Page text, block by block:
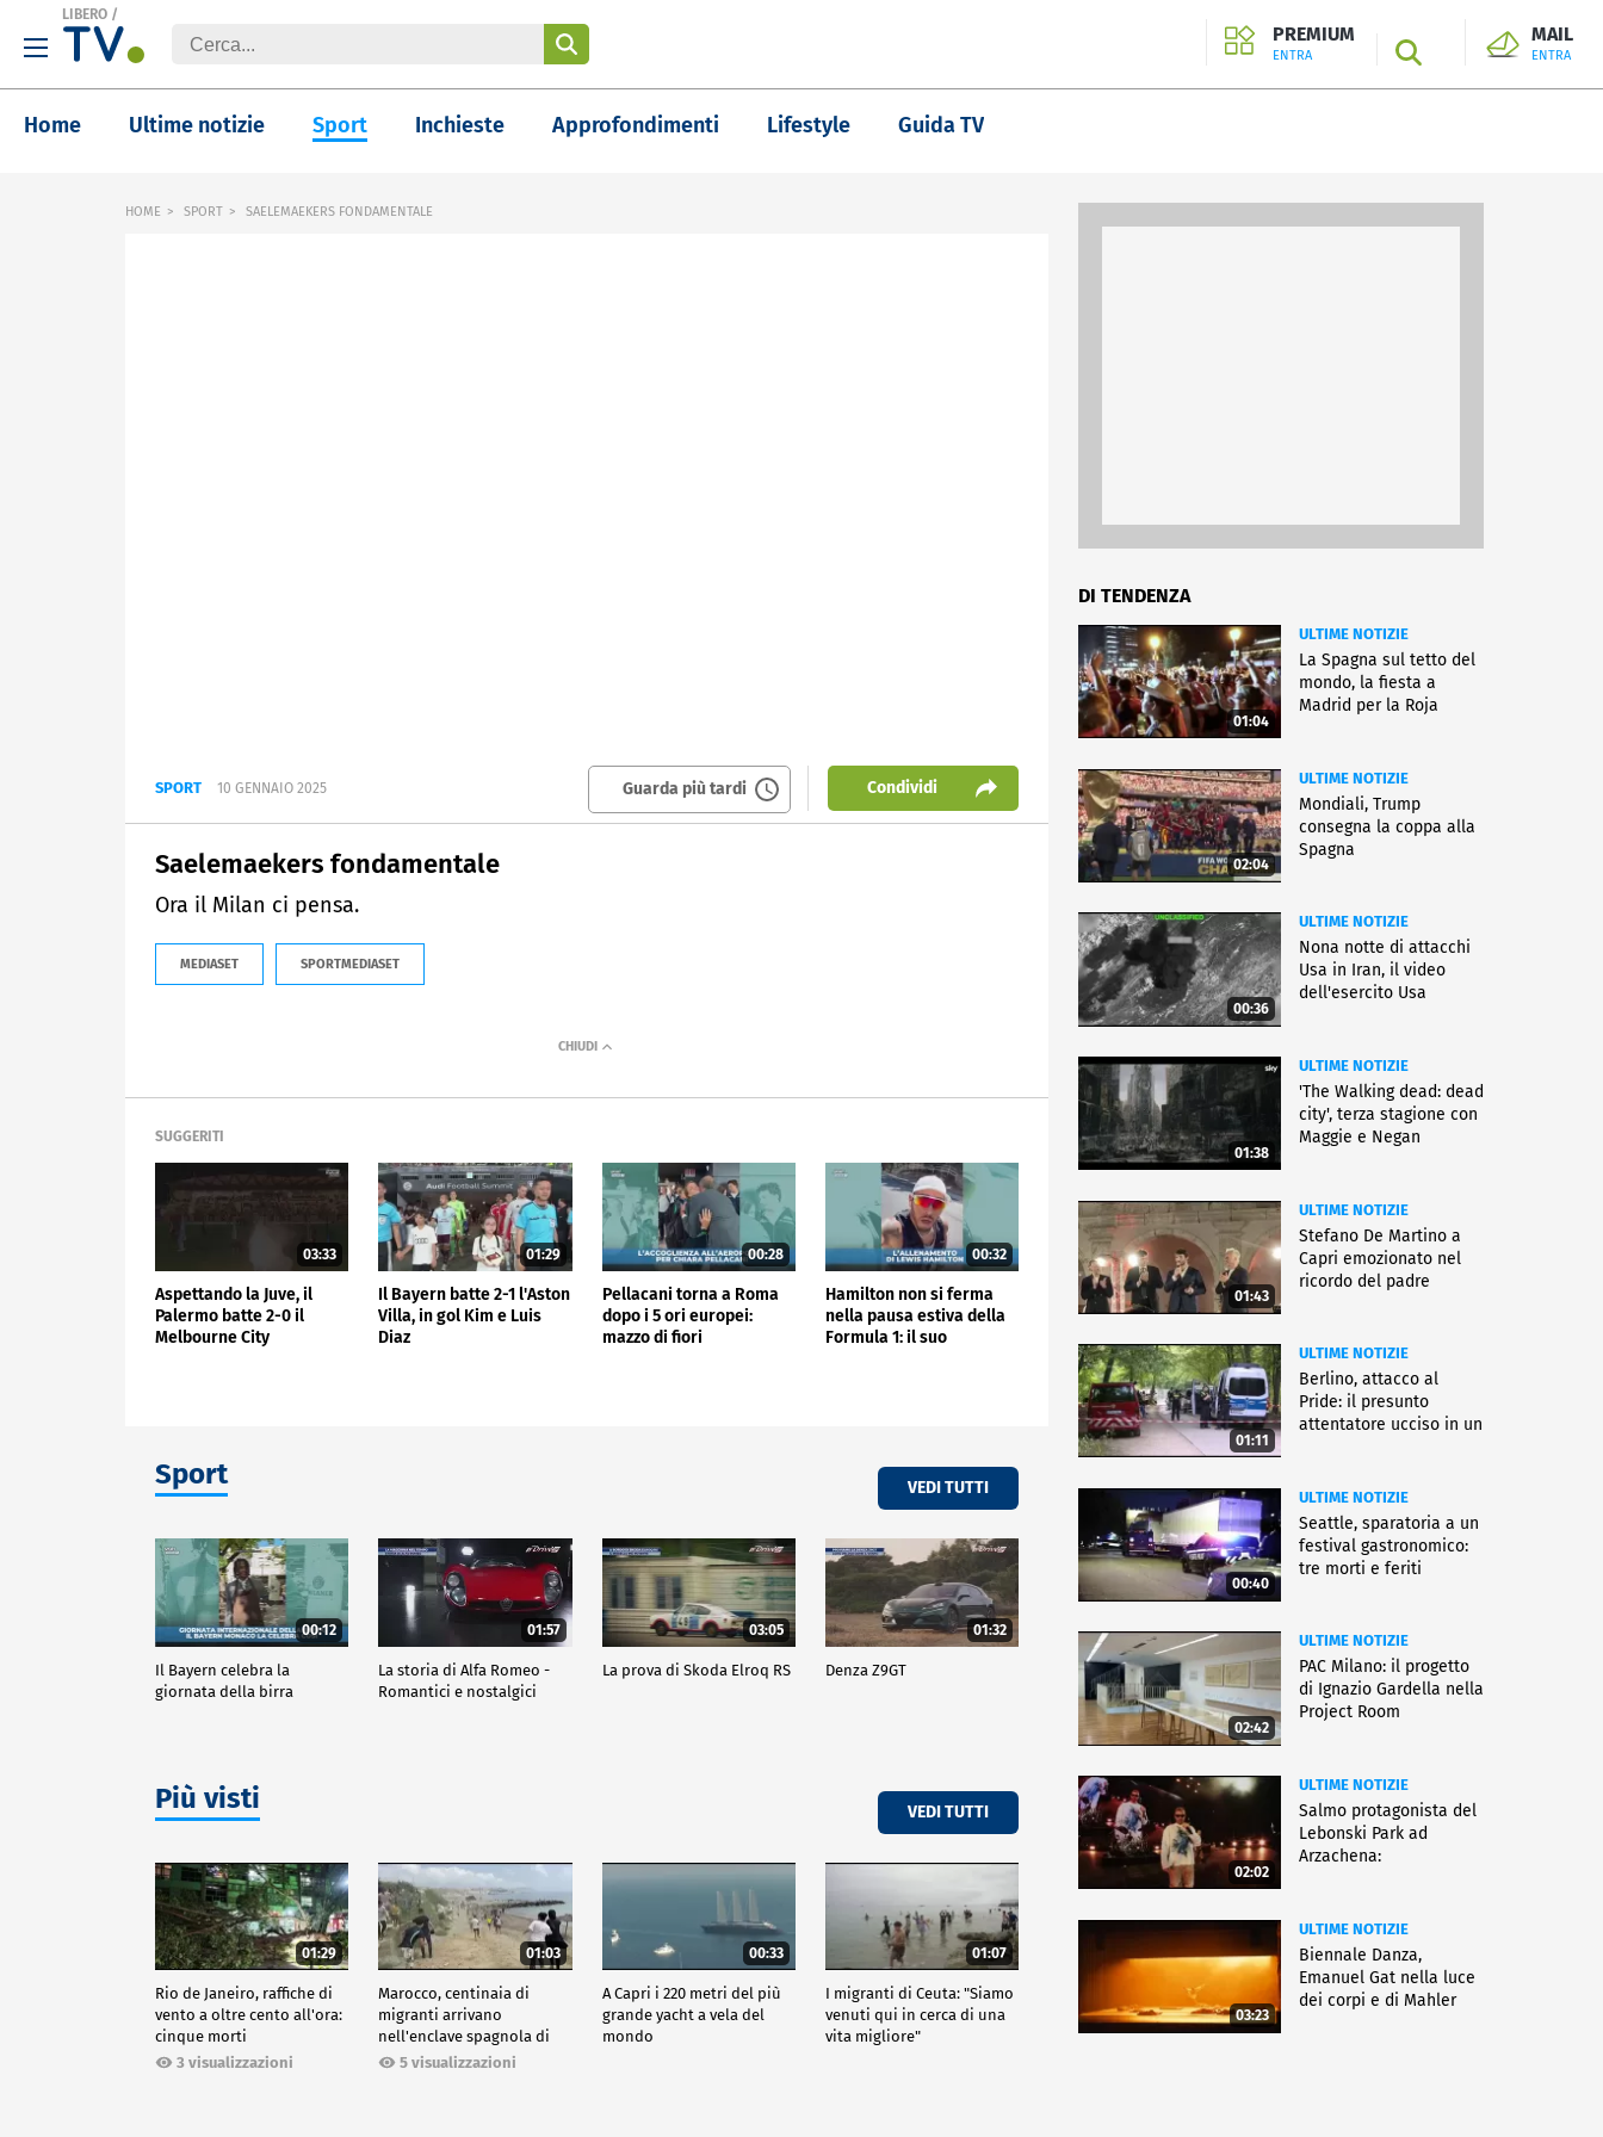
LIBERO /
PREMIUM
ENTRA SEARCH
MAIL
ENTRA
Home Ultime notizie Sport Inchieste Approfondimenti Lifestyle Guida TV
HOME SPORT SAELEMAEKERS FONDAMENTALE
SPORT 10 GENNAIO 2025 Guarda più tardi Condividi
Saelemaekers fondamentale
Ora il Milan ci pensa.
MEDIASET SPORTMEDIASET
SUGGERITI
03:33
Aspettando la Juve, il
Palermo batte 2-0 il
Melbourne City
01:29
Il Bayern batte 2-1 l'Aston
Villa, in gol Kim e Luis
Diaz
00:28
Pellacani torna a Roma
dopo i 5 ori europei:
mazzo di fiori
00:32
Hamilton non si ferma
nella pausa estiva della
Formula 1: il suo
Sport VEDI TUTTI
00:12
Il Bayern celebra la
giornata della birra
01:57
La storia di Alfa Romeo -
Romantici e nostalgici
03:05
La prova di Skoda Elroq RS
01:32
Denza Z9GT
Più visti VEDI TUTTI
01:29
Rio de Janeiro, raffiche di
vento a oltre cento all'ora:
cinque morti
3 visualizzazioni
01:03
Marocco, centinaia di
migranti arrivano
nell'enclave spagnola di
Ceuta5 visualizzazioni
00:33
A Capri i 220 metri del più
grande yacht a vela del
mondo
01:07
I migranti di Ceuta: "Siamo
venuti qui in cerca di una
vita migliore"
DI TENDENZA
01:04
ULTIME NOTIZIE
La Spagna sul tetto del
mondo, la fiesta a
Madrid per la Roja
02:04
ULTIME NOTIZIE
Mondiali, Trump
consegna la coppa alla
Spagna
00:36
ULTIME NOTIZIE
Nona notte di attacchi
Usa in Iran, il video
dell'esercito Usa
01:38
ULTIME NOTIZIE
'The Walking dead: dead
city', terza stagione con
Maggie e Negan
01:43
ULTIME NOTIZIE
Stefano De Martino a
Capri emozionato nel
ricordo del padre
01:11
ULTIME NOTIZIE
Berlino, attacco al
Pride: il presunto
attentatore ucciso in un
00:40
ULTIME NOTIZIE
Seattle, sparatoria a un
festival gastronomico:
tre morti e feriti
02:42
ULTIME NOTIZIE
PAC Milano: il progetto
di Ignazio Gardella nella
Project Room
02:02
ULTIME NOTIZIE
Salmo protagonista del
Lebonski Park ad
Arzachena:
03:23
ULTIME NOTIZIE
Biennale Danza,
Emanuel Gat nella luce
dei corpi e di Mahler